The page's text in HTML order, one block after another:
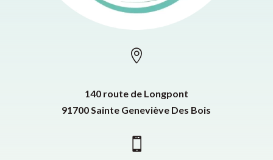

140 route de Longpont
91700 Sainte Geneviève Des Bois
